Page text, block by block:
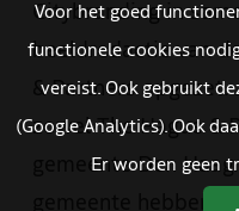
Citybranding in
beeldredactie van
& Partners
zowel The Hague &
gemeente Den
gemeente hebben
Voor het goed
functionele cookies
vereist. Ook gebruikt
(Google Analytics). Ook
Er worden geen